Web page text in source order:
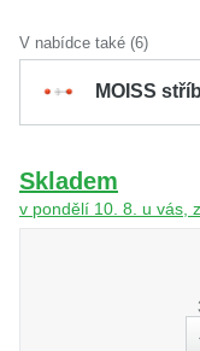
V nabídce také (6)
MOISS
Skladem
v pondělí 10. 8. u vás,